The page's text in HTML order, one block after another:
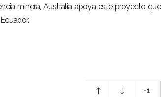
minera, Australia apoya este proyecto que
-1